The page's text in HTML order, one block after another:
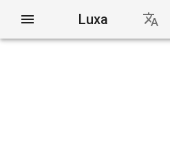
Luxa